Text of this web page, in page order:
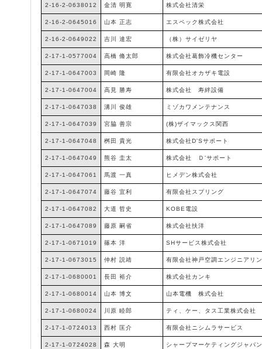
2-16-2-0638012 金清 明寛 株式会社清栄
2-16-2-0645016 山本 正志 エスペック株式会社
2-16-2-0649022 吉川 達宏 （株）サイゼリヤ
2-17-1-0577004 高橋 脩太郎 株式会社葛飾冷機センター
2-17-1-0647003 岡崎 隆 有限会社オカザキ電設
2-17-1-0647004 高見 勝寿 株式会社 寿絆設備
2-17-1-0647038 溝川 俊雄 ミゾカワメンテナンス
2-17-1-0647039 宮脇 善宗 (株)ザイマックス関西
2-17-1-0647048 桝田 貴光 株式会社D'Sサポート
2-17-1-0647049 熊谷 圭太 株式会社 Ｄ'サポート
2-17-1-0647061 馬渡 一真 ヒメデン株式会社
2-17-1-0647074 藤谷 宜利 有限会社スプリング
2-17-1-0647082 大道 哲史 KOBE電設
2-17-1-0647089 藤原 嗣省 株式会社扶洋
2-17-1-0671019 篠本 洋 SHサービス株式会社
2-17-1-0673015 仲村 説靖 有限会社神戸空調エンジニアリ
2-17-1-0680001 長田 裕介 株式会社カンキ
2-17-1-0680014 山本 博文 山本電機 株式会社
2-17-1-0680024 川原 睦郎 ティ、ケー、タス工業株式会社
2-17-1-0724013 西村 匡介 有限会社ニシムラサービス
2-17-1-0724028 森 大明
シャープマーケティングジャパ